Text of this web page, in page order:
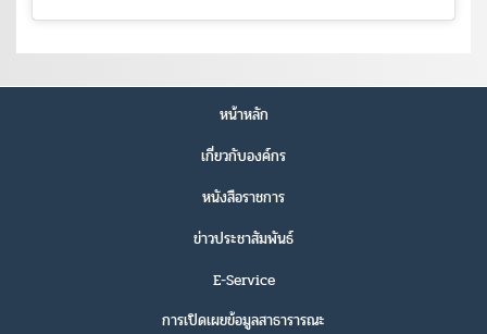
หน้าหลัก
เกี่ยวกับองค์กร
หนังสือราชการ
ข่าวประชาสัมพันธ์
E-Service
การเปิดเผยข้อมูลสาธารารณะ